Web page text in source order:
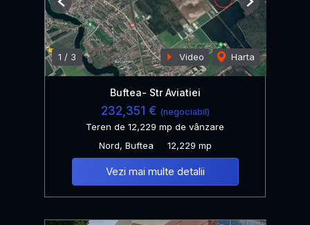
1 / 3 Video Harta
Previous Next
Buftea- Str Aviatiei
232,351 € (negociabil)
Teren de 12,229 mp de vânzare
Nord, Buftea
12,229 mp
Vezi mai multe detalii